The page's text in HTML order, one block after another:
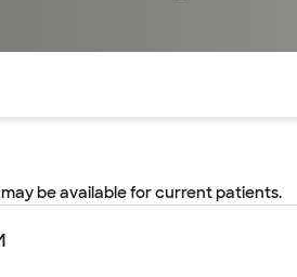
be available for current patients.